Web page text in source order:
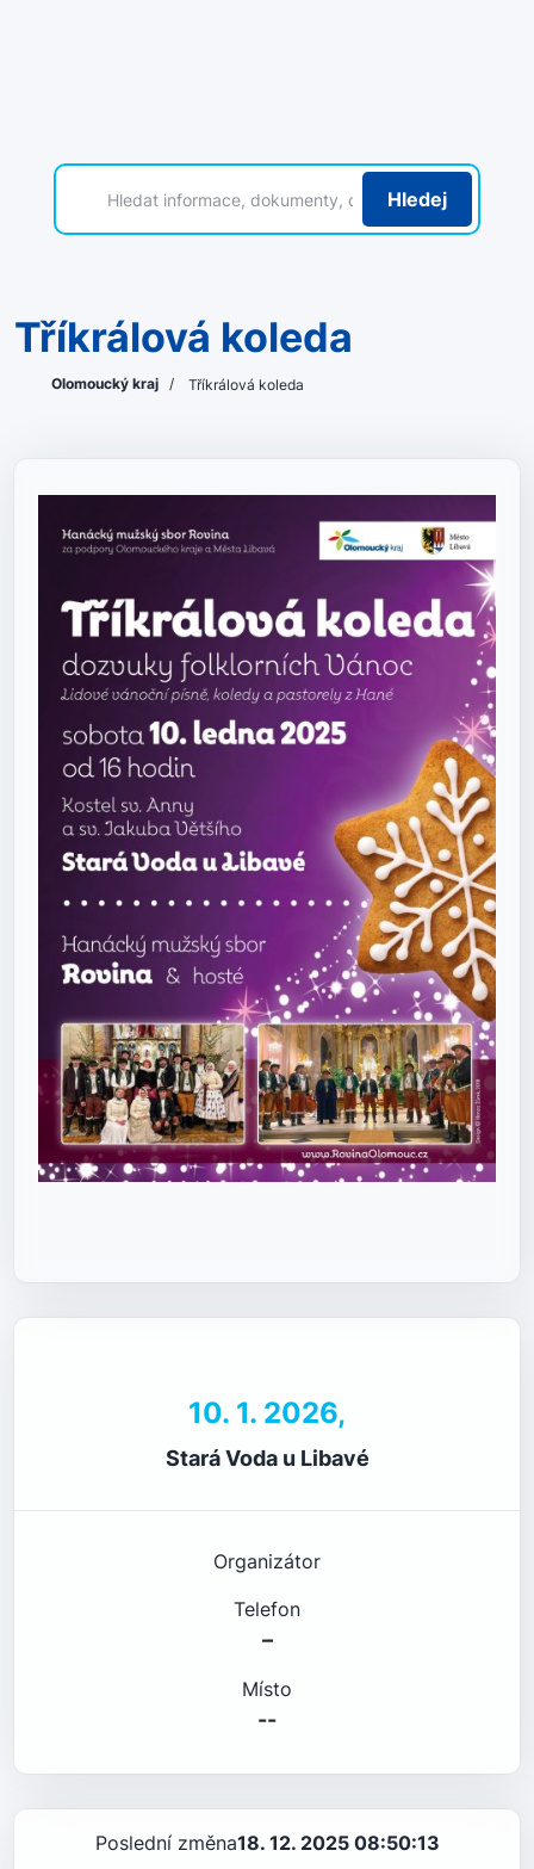
Hledej
Tříkrálová koleda
Olomoucký kraj / Tříkrálová koleda
10. 1. 2026,
Stará Voda u Libavé
Organizátor
Telefon
–
Místo
--
Poslední změna18. 12. 2025 08:50:13